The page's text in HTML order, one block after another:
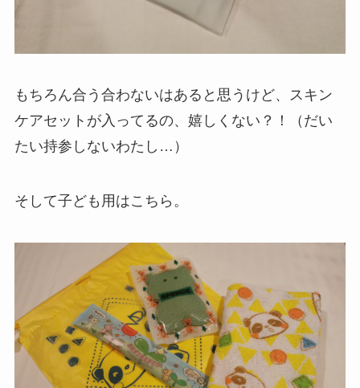
もちろん合う合わないはあると思うけど、スキン
ケアセットが入ってるの、嬉しくない？！（だい
たい持参しないわたし…）
そして子ども用はこちら。